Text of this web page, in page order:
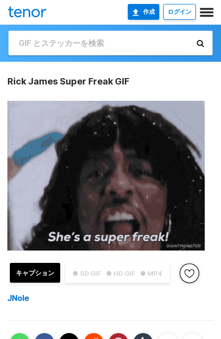
作成 ログイン
Rick James Super Freak GIF
● SD GIF ● HD GIF ● MP4
キャプション
JNole